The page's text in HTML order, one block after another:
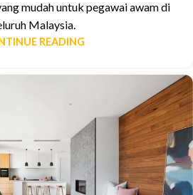
mudah untuk pegawai awam di
Malaysia.
READING